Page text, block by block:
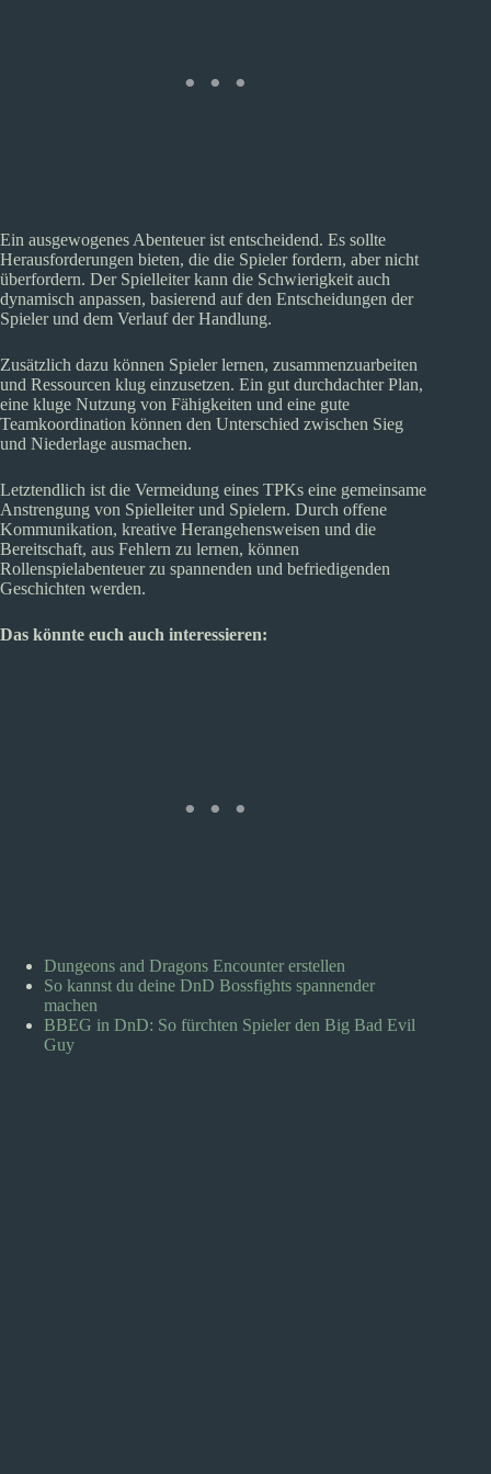
Ein ausgewogenes Abenteuer ist entscheidend. Es sollte
Herausforderungen bieten, die die Spieler fordern, aber nicht
überfordern. Der Spielleiter kann die Schwierigkeit auch
dynamisch anpassen, basierend auf den Entscheidungen der
Spieler und dem Verlauf der Handlung.
Zusätzlich dazu können Spieler lernen, zusammenzuarbeiten
und Ressourcen klug einzusetzen. Ein gut durchdachter Plan,
eine kluge Nutzung von Fähigkeiten und eine gute
Teamkoordination können den Unterschied zwischen Sieg
und Niederlage ausmachen.
Letztendlich ist die Vermeidung eines TPKs eine gemeinsame
Anstrengung von Spielleiter und Spielern. Durch offene
Kommunikation, kreative Herangehensweisen und die
Bereitschaft, aus Fehlern zu lernen, können
Rollenspielabenteuer zu spannenden und befriedigenden
Geschichten werden.
Das könnte euch auch interessieren:
Dungeons and Dragons Encounter erstellen
So kannst du deine DnD Bossfights spannender
machen
BBEG in DnD: So fürchten Spieler den Big Bad Evil
Guy